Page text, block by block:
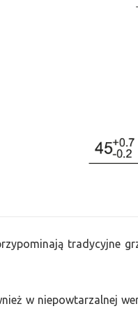
tradycyjne
w niepowtarzalnej